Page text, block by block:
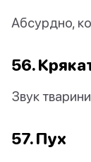
Абсурдно,
56.
Звук
57. Пух